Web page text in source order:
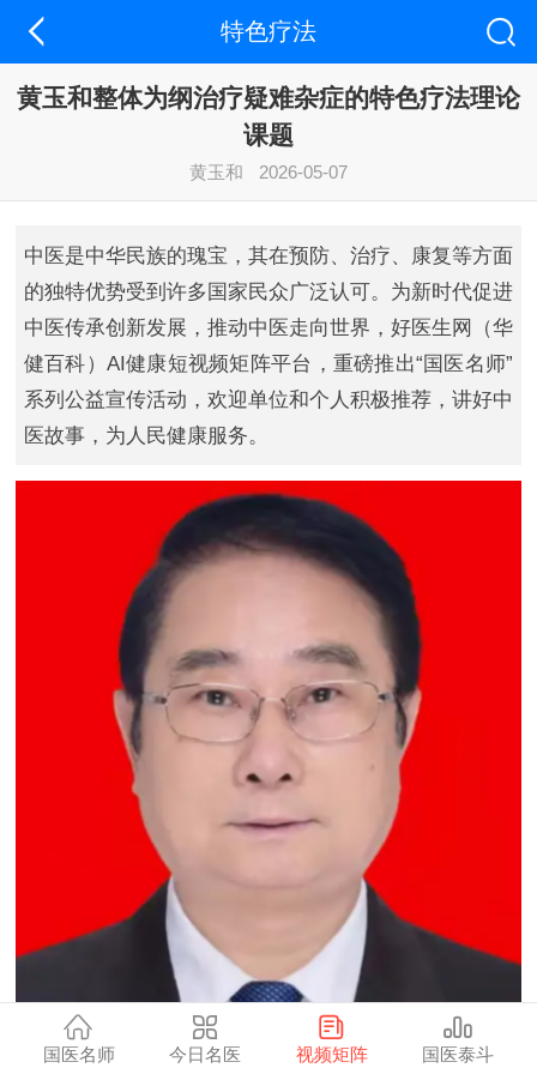
特色疗法
黄玉和整体为纲治疗疑难杂症的特色疗法理论
课题
黄玉和 2026-05-07
中医是中华民族的瑰宝，其在预防、治疗、康复等方面
的独特优势受到许多国家民众广泛认可。为新时代促进
中医传承创新发展，推动中医走向世界，好医生网（华
健百科）AI健康短视频矩阵平台，重磅推出“国医名师”
系列公益宣传活动，欢迎单位和个人积极推荐，讲好中
医故事，为人民健康服务。
国医名师 今日名医 视频矩阵 国医泰斗